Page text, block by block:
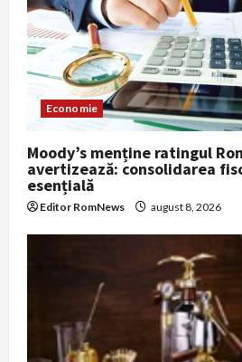
Economie
Moody’s menține ratingul
avertizează: consolidarea
esențială
Editor RomNews august 8, 2026